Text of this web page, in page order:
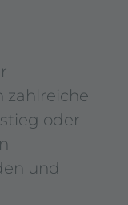
zahlreiche
oder
und